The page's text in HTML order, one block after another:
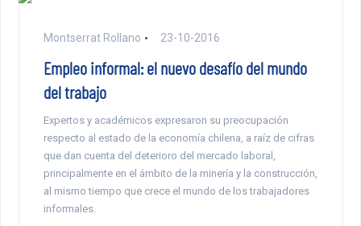
Montserrat Rollano 23-10-2016
Empleo informal: el nuevo desafío del mundo
del trabajo
Expertos y académicos expresaron su preocupación
respecto al estado de la economía chilena, a raíz de cifras
que dan cuenta del deterioro del mercado laboral,
principalmente en el ámbito de la minería y la construcción,
al mismo tiempo que crece el mundo de los trabajadores
informales.